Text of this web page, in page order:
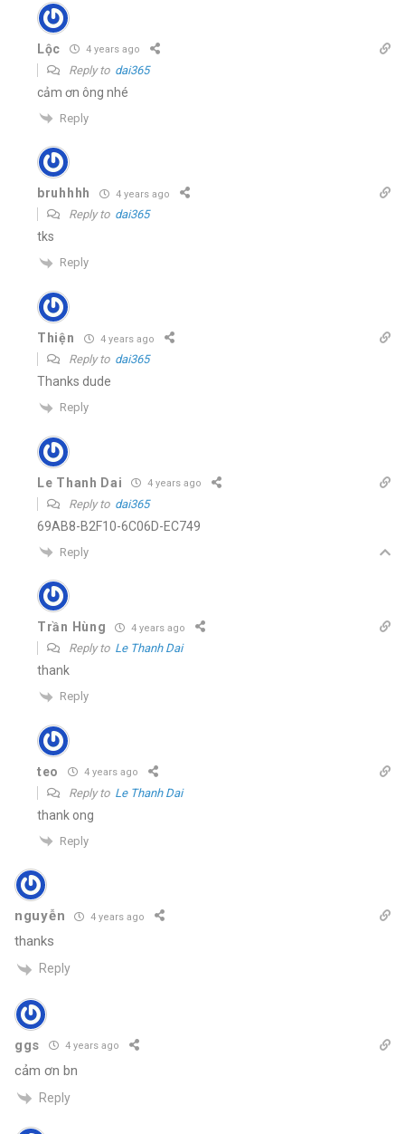
Lộc 4 years ago
Reply to dai365
cảm ơn ông nhé
Reply
bruhhhh 4 years ago
Reply to dai365
tks
Reply
Thiện 4 years ago
Reply to dai365
Thanks dude
Reply
Le Thanh Dai 4 years ago
Reply to dai365
69AB8-B2F10-6C06D-EC749
Reply
Trần Hùng 4 years ago
Reply to Le Thanh Dai
thank
Reply
teo 4 years ago
Reply to Le Thanh Dai
thank ong
Reply
nguyễn 4 years ago
thanks
Reply
ggs 4 years ago
cảm ơn bn
Reply